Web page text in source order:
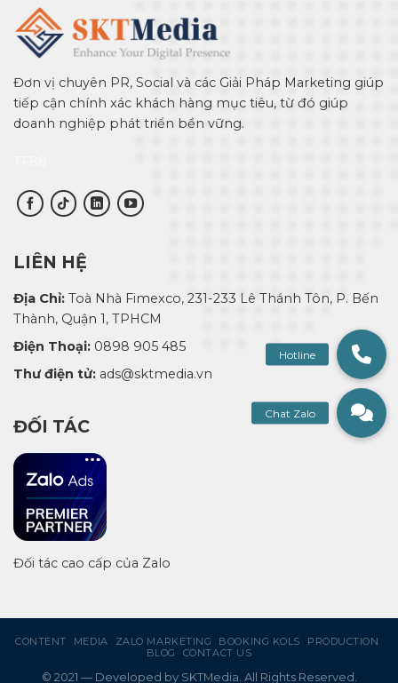
Đơn vị chuyên PR, Social và các Giải Pháp Marketing giúp
tiếp cận chính xác khách hàng mục tiêu, từ đó giúp
doanh nghiệp phát triển bền vững.
LIÊN HỆ
Địa Chỉ: Toà Nhà Fimexco, 231-233 Lê Thánh Tôn, P. Bến
Thành, Quận 1, TPHCM
Điện Thoại: 0898 905 485
Thư điện tử: ads@sktmedia.vn
ĐỐI TÁC
Đối tác cao cấp của Zalo
CONTENT MEDIA ZALO MARKETING BOOKING KOLS
PRODUCTION
BLOG
CONTACT US
© 2021 — Developed by SKTMedia. All Rights Reserved.